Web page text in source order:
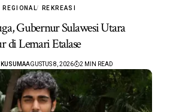
REGIONAL REKREASI
Gubernur Sulawesi Utara
di Lemari Etalase
KUSUMAAGUSTUS 8, 2026 2 MIN READ